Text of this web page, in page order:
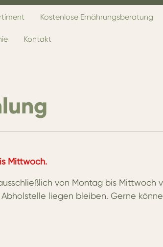
Kostenlose Ernährungsberatung
Kontakt
Mittwoch.
von Montag bis
liegen bleiben. Gerne